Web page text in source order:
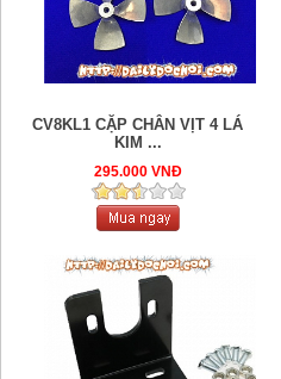
CV8KL1 CẶP CHÂN VỊT 4 LÁ
KIM ...
295.000 VNĐ